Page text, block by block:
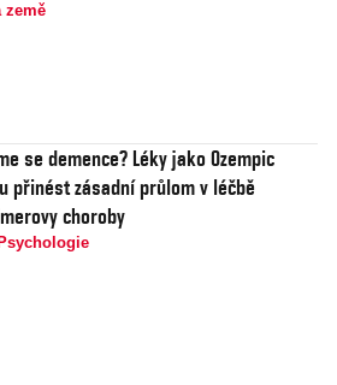
země
se demence? Léky jako Ozempic
přinést zásadní průlom v léčbě
choroby